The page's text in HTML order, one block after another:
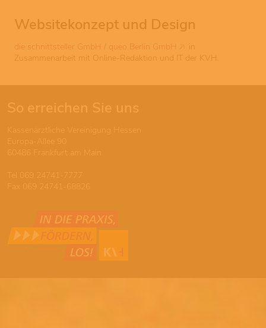
Websitekonzept und Design
die schnittsteller GmbH / queo Berlin GmbH
in
Zusammenarbeit mit Online-Redaktion und IT der KVH.